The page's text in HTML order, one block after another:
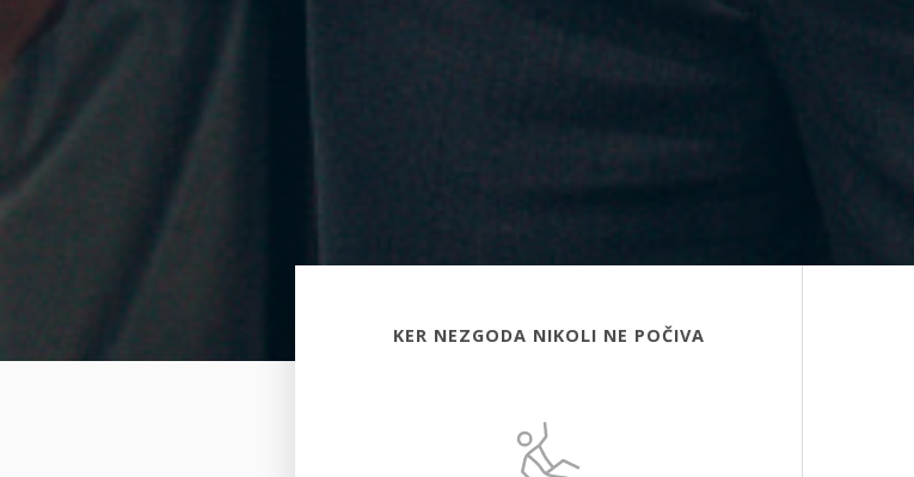
KER NEZGODA NIKOLI NE POČIVA